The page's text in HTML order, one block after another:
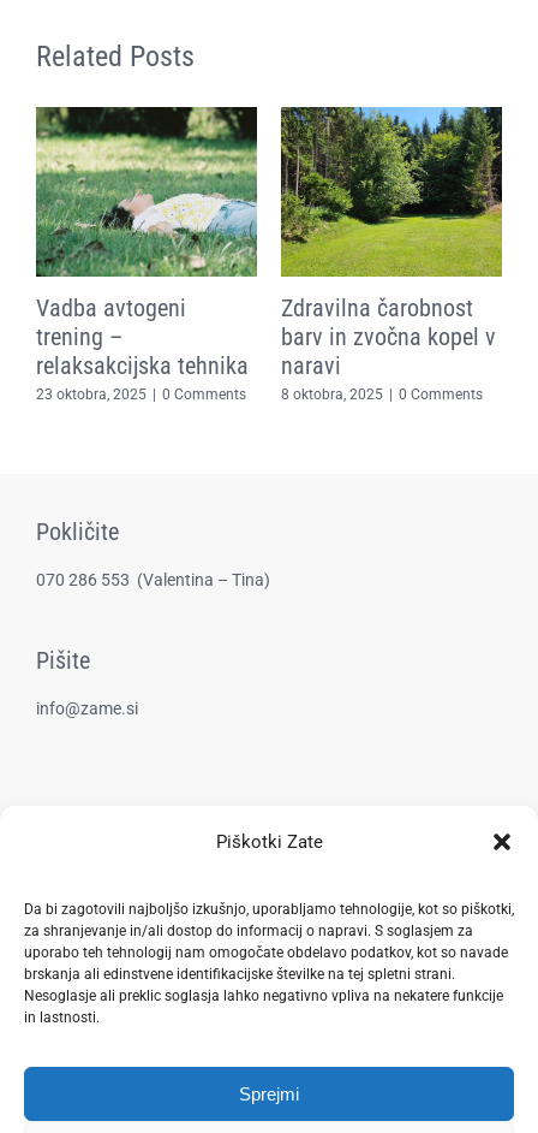
Piškotki Zate
Da bi zagotovili najboljšo izkušnjo, uporabljamo tehnologije, kot so piškotki,
za shranjevanje in/ali dostop do informacij o napravi. S soglasjem za
uporabo teh tehnologij nam omogočate obdelavo podatkov, kot so navade
brskanja ali edinstvene identifikacijske številke na tej spletni strani.
Nesoglasje ali preklic soglasja lahko negativno vpliva na nekatere funkcije
in lastnosti.
Sprejmi
Related Posts
Vadba avtogeni
trening –
relaksakcijska tehnika
23 oktobra, 2025 | 0 Comments
Zdravilna čarobnost
barv in zvočna kopel v
naravi
8 oktobra, 2025 | 0 Comments
Pokličite
070 286 553 (​Valentina – Tina)
Pišite
info@zame.si
Pravilnik zasebnosti